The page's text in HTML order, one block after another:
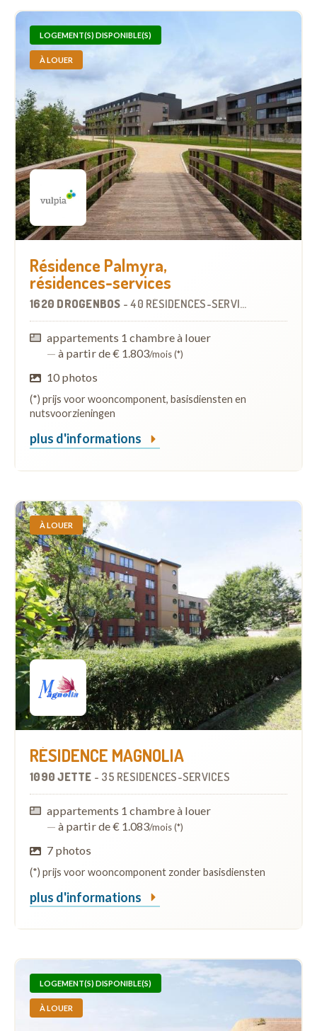
LOGEMENT(S) DISPONIBLE(S)
À LOUER
Résidence Palmyra,
résidences-services
1620 DROGENBOS -40 RÉSIDENCES-SERVICES
appartements 1 chambre à louer
— à partir de € 1.803/mois (*)
10 photos
(*) prijs voor wooncomponent, basisdiensten en
nutsvoorzieningen
plus d'informations
À LOUER
RÉSIDENCE MAGNOLIA
1090 JETTE - 35 RÉSIDENCES-SERVICES
appartements 1 chambre à louer
— à partir de € 1.083/mois (*)
7 photos
(*) prijs voor wooncomponent zonder basisdiensten
plus d'informations
LOGEMENT(S) DISPONIBLE(S)
À LOUER